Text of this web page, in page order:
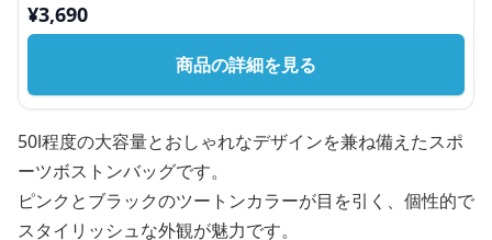
¥3,690
商品の詳細を見る
50l程度の大容量とおしゃれなデザインを兼ね備えたスポ
ーツボストンバッグです。
ピンクとブラックのツートンカラーが目を引く、個性的で
スタイリッシュな外観が魅力です。